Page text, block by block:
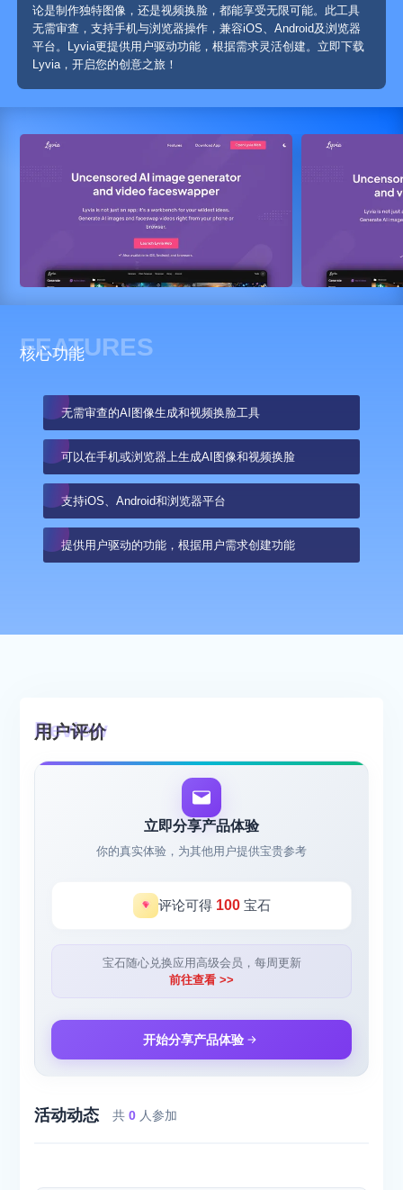
论是制作独特图像，还是视频换脸，都能享受无限可能。此工具
无需审查，支持手机与浏览器操作，兼容iOS、Android及浏览器
平台。Lyvia更提供用户驱动功能，根据需求灵活创建。立即下载
Lyvia，开启您的创意之旅！
FEATURES
核心功能
无需审查的AI图像生成和视频换脸工具
可以在手机或浏览器上生成AI图像和视频换脸
支持iOS、Android和浏览器平台
提供用户驱动的功能，根据用户需求创建功能
用户评价
立即分享产品体验
你的真实体验，为其他用户提供宝贵参考
评论可得 100宝石
宝石随心兑换应用高级会员，每周更新
前往查看 >>
开始分享产品体验
活动动态 共0 人参加